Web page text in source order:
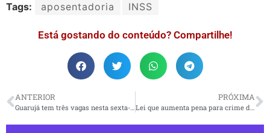
Tags: aposentadoria INSS
Está gostando do conteúdo? Compartilhe!
ANTERIOR
Guarujá tem três vagas nesta sexta-feira
PRÓXIMA
Lei que aumenta pena para crime de injúria racial é sancionada